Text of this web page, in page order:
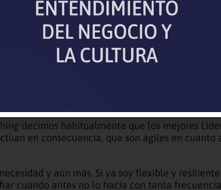
Valiente Noailles escribe una nota impecable
ese artículo Noailles puntualiza que el
el virus económico (el impacto claro
frente al desafío que implica este cambio
y la muerte?). Y, claramente concluye que
virus mental, es decir, quienes logran
el problema.
Noailles!
decimos habitualmente que los mejores
en consecuencia, que son ágiles en
y aún más. Si ya soy flexible y
cuando antes no lo hacía con tanta